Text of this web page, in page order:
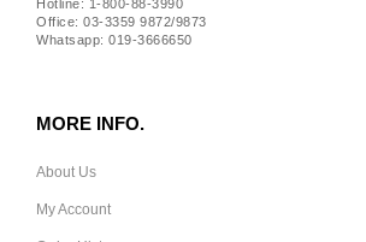
Hotline: 1-800-88-3990
Office: 03-3359 9872/9873
Whatsapp: 019-3666650
MORE INFO.
About Us
My Account